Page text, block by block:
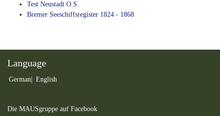
Test Neustadt O.S.
Bremer Seeschiffsregister 1824 - 1868
Language
German English
Die MAUSgruppe auf Facebook